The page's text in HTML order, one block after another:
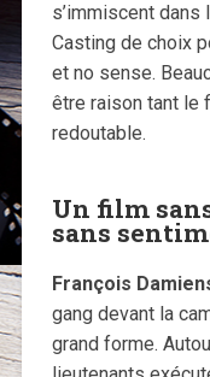
s’immiscent
Casting de choix
et no sense.
être raison tant le
redoutable.
Un film
sans
François
gang devant la
grand forme.